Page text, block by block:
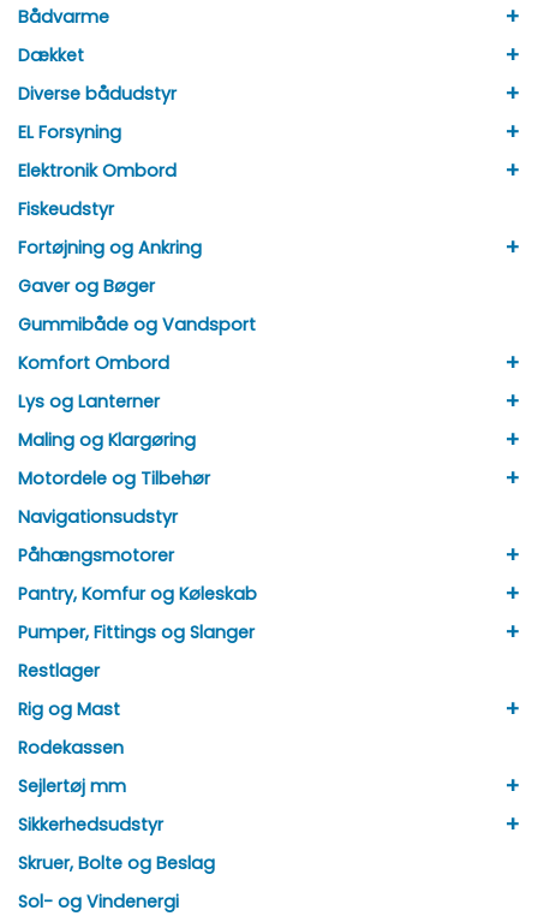
Bådvarme +
Dækket +
Diverse bådudstyr +
EL Forsyning +
Elektronik Ombord +
Fiskeudstyr
Fortøjning og Ankring
+
Gaver og Bøger
Gummibåde og Vandsport
Komfort Ombord
+
Lys og Lanterner +
Maling og Klargøring +
Motordele og Tilbehør +
Navigationsudstyr
Påhængsmotorer
+
Pantry, Komfur og Køleskab +
Pumper, Fittings og Slanger +
Restlager
Rig og Mast
+
Rodekassen
Sejlertøj mm
+
Sikkerhedsudstyr +
Skruer, Bolte og Beslag
Sol- og Vindenergi